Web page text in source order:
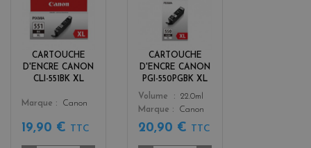
CARTOUCHE
D'ENCRE CANON
CLI-551BK XL
Color
l
c
k
Marque Canon
19,90 € TTC
CARTOUCHE
D'ENCRE CANON
PGI-550PGBK XL
Color
k
Volume
22.0ml
Marque
Canon
20,90 € TTC